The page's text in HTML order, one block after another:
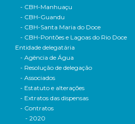
- CBH-Manhuaçu
- CBH-Guandu
- CBH-Santa Maria do Doce
- CBH-Pontões e Lagoas do Rio Doce
Entidade delegatária
- Agência de Água
- Resolução de delegação
- Associados
- Estatuto e alterações
- Extratos das dispensas
- Contratos
- 2020